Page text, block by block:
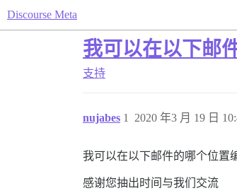
Discourse Meta
我可以在以下邮
支持
nujabes 2020 年3 月 19 日
1
我可以在以下邮件的哪个位置
感谢您抽出时间与我们交流